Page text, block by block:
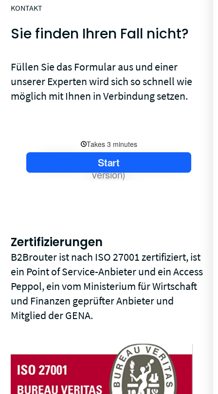
KONTAKT
Sie finden Ihren Fall nicht?
Füllen Sie das Formular aus und einer
unserer Experten wird sich so schnell wie
möglich mit Ihnen in Verbindung setzen.
Zertifizierungen
B2Brouter ist nach ISO 27001 zertifiziert, ist
ein Point of Service-Anbieter und ein Access
Peppol, ein vom Ministerium für Wirtschaft
und Finanzen geprüfter Anbieter und
Mitglied der GENA.